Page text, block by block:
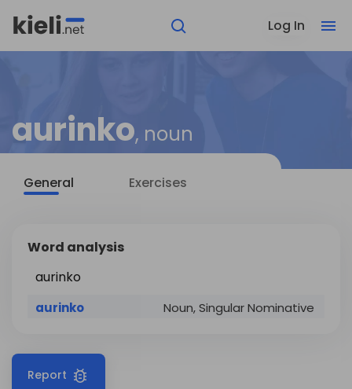
Log In
aurinko, noun
General Exercises
Word analysis
aurinko
aurinko Noun, Singular Nominative
Report